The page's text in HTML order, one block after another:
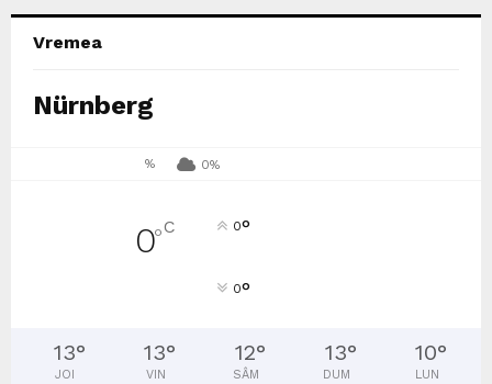
Vremea
Nürnberg
% 0%
0°C 0°
0°
13°
JOI
13°
VIN
12°
SÂM
13°
DUM
10°
LUN